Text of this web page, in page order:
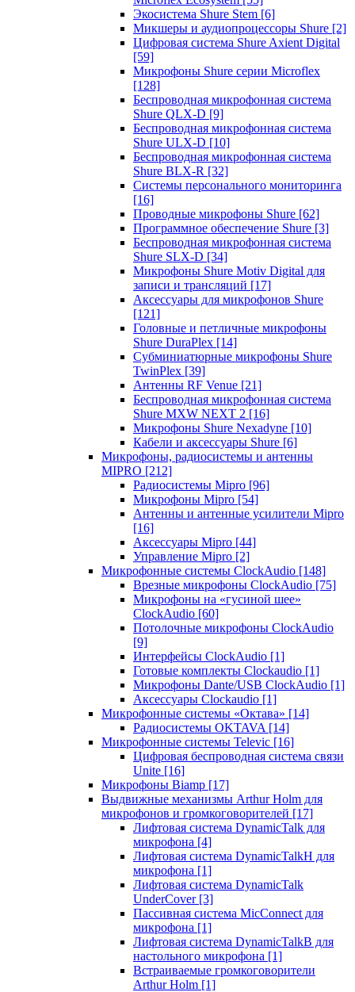
Экосистема Shure Stem [6]
Микшеры и аудиопроцессоры Shure [2]
Цифровая система Shure Axient Digital
[59]
Микрофоны Shure серии Microflex
[128]
Беспроводная микрофонная система
Shure QLX-D [9]
Беспроводная микрофонная система
Shure ULX-D [10]
Беспроводная микрофонная система
Shure BLX-R [32]
Системы персонального мониторинга
[16]
Проводные микрофоны Shure [62]
Программное обеспечение Shure [3]
Беспроводная микрофонная система
Shure SLX-D [34]
Микрофоны Shure Motiv Digital для
записи и трансляций [17]
Аксессуары для микрофонов Shure
[121]
Головные и петличные микрофоны
Shure DuraPlex [14]
Субминиатюрные микрофоны Shure
TwinPlex [39]
Антенны RF Venue [21]
Беспроводная микрофонная система
Shure MXW NEXT 2 [16]
Микрофоны Shure Nexadyne [10]
Кабели и аксессуары Shure [6]
Микрофоны, радиосистемы и антенны
MIPRO [212]
Радиосистемы Mipro [96]
Микрофоны Mipro [54]
Антенны и антенные усилители Mipro
[16]
Аксессуары Mipro [44]
Управление Mipro [2]
Микрофонные системы ClockAudio [148]
Врезные микрофоны ClockAudio [75]
Микрофоны на «гусиной шее»
ClockAudio [60]
Потолочные микрофоны ClockAudio
[9]
Интерфейсы ClockAudio [1]
Готовые комплекты Clockaudio [1]
Микрофоны Dante/USB ClockAudio [1]
Аксессуары Clockaudio [1]
Микрофонные системы «Октава» [14]
Радиосистемы OKTAVA [14]
Микрофонные системы Televic [16]
Цифровая беспроводная система связи
Unite [16]
Микрофоны Biamp [17]
Выдвижные механизмы Arthur Holm для
микрофонов и громкоговорителей [17]
Лифтовая система DynamicTalk для
микрофона [4]
Лифтовая система DynamicTalkH для
микрофона [1]
Лифтовая система DynamicTalk
UnderCover [3]
Пассивная система MicConnect для
микрофона [1]
Лифтовая система DynamicTalkB для
настольного микрофона [1]
Встраиваемые громкоговорители
Arthur Holm [1]